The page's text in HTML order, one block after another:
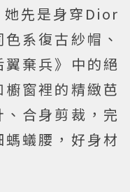
她先是身穿Dior
系復古紗帽、
棄兵》中的絕
窗裡的精緻芭
合身剪裁，完
蟻腰，好身材